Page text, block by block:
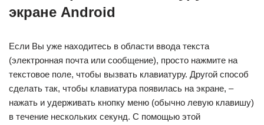
экране Android
Если Вы уже находитесь в области ввода текста
(электронная почта или сообщение), просто нажмите на
текстовое поле, чтобы вызвать клавиатуру. Другой способ
сделать так, чтобы клавиатура появилась на экране, –
нажать и удерживать кнопку меню (обычно левую клавишу)
в течение нескольких секунд. С помощью этой